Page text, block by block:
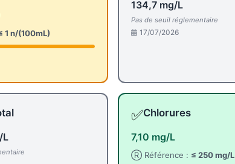
1 n/(100mL)
134,7 mg/L
Pas de seuil réglementaire
17/07/2026
L
✅Chlorures
7,10 mg/L
Ⓡ Référence : ≤ 250 mg/L